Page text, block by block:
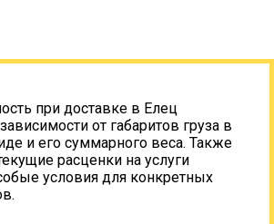
при доставке в Елец
от габаритов груза в
и его суммарного веса. Также
расценки на услуги
условия для конкретных